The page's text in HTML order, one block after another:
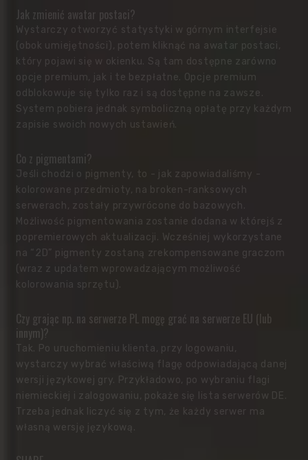
Jak zmienić awatar postaci?
Wystarczy otworzyć statystyki w górnym interfejsie
(obok umiejętności), potem kliknąć na awatar postaci,
który pojawi się w okienku. Są tam dostępne zarówno
opcje premium, jak i te bezpłatne. Opcje premium
odblokowuje się tylko raz i są dostępne na zawsze.
System pobiera jednak symboliczną opłatę przy każdym
zapisie swoich nowych ustawień.
Co z pigmentami?
Jeśli chodzi o pigmenty, to - jak zapowiadaliśmy -
kolorowane przedmioty, na broken-ranksowych
serwerach, zostały przywrócone do bazowych.
Możliwość pigmentowania zostanie dodana w którejś z
popremierowych aktualizacji. Wcześniej wykorzystane
na “2D” pigmenty zostaną zrekompensowane graczom
(wraz z updatem wprowadzającym możliwość
kolorowania sprzętu).
Czy grając np. na serwerze PL mogę grać na serwerze EU (lub
innym)?
Tak. Po uruchomieniu klienta, przy logowaniu,
wystarczy wybrać właściwą flagę odpowiadającą danej
wersji językowej gry. Przykładowo, po wybraniu flagi
niemieckiej i zalogowaniu, pokaże się lista serwerów DE.
Trzeba jednak liczyć się z tym, że każdy serwer ma
własną wersję językową.